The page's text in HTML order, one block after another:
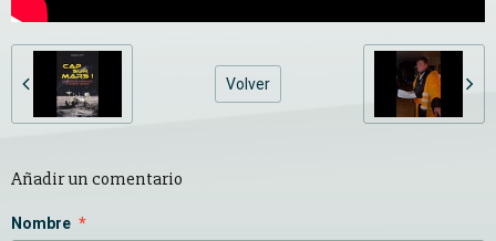
Volver
Añadir un comentario
Nombre